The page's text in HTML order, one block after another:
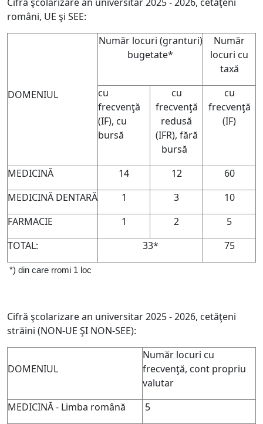
Cifră şcolarizare an universitar 2025 - 2026, cetăţeni
români, UE şi SEE:
DOMENIUL
Număr locuri (granturi)
bugetate*
Număr
locuri cu
taxă
cu
frecvenţă
(IF), cu
bursă
cu
frecvenţă
redusă
(IFR), fără
bursă
cu
frecvenţă
(IF)
MEDICINĂ 14 12
60
MEDICINĂ DENTARĂ
1 3
10
FARMACIE
1 2
5
TOTAL:
33* 75
*) din care rromi 1 loc
Cifră şcolarizare an universitar 2025 - 2026, cetăţeni
străini (NON-UE ŞI NON-SEE):
DOMENIUL
Număr locuri cu
frecvenţă, cont propriu
valutar
MEDICINĂ - Limba română
5